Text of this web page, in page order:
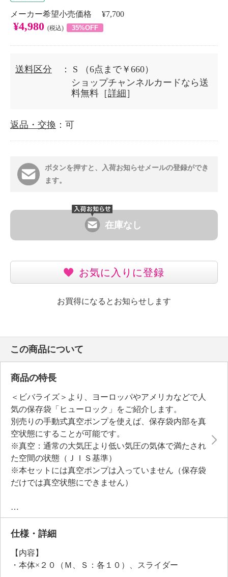
メーカー希望小売価格 ¥7,700
¥4,980 (税込) 35%OFF
送料区分 ： S
（6点まで￥660）
ショップチャンネルカードなら送
料無料［詳細 ］
返品・交換 ：可
ボタンを押すと、入荷お知らせメールの登録ができ
ます。
在庫なし
お気に入りに登録
お買得になるとお知らせします
この商品について
商品の特長
＜ビバライズ＞より、ヨーロッパやアメリカなどで人
気の保存袋「ヒューロック」をご紹介します。
別売りの手動式真空ポンプを使えば、保存袋内部を真
空状態にすることが可能です。
※真空：通常の大気圧より低い気圧の気体で満たされ
た空間の状態（ＪＩＳ基準）
※本セットには真空ポンプは入っていません（保存袋
だけでは真空状態にできません）
■真空ポンプ（別売）に対応：
別売りの手動式真空ポンプを使うことで、電池や電源
も必要なく、好きな時に手軽に食材を真空保存するこ
すみずみまで空気が抜けるよう、保存袋内部の片面に
はエンボス加工をほどこしました。さらにダブルファ
仕様・詳細
【内容】
・本体×２０（Ｍ、Ｓ：各１０）、スライダー